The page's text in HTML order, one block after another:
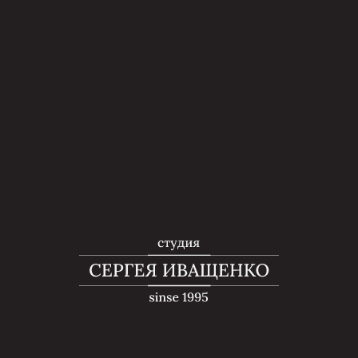
Минимизация болевых ощущений:
Специалисты в салоне обладают опытом,
чтобы выполнить депиляцию с